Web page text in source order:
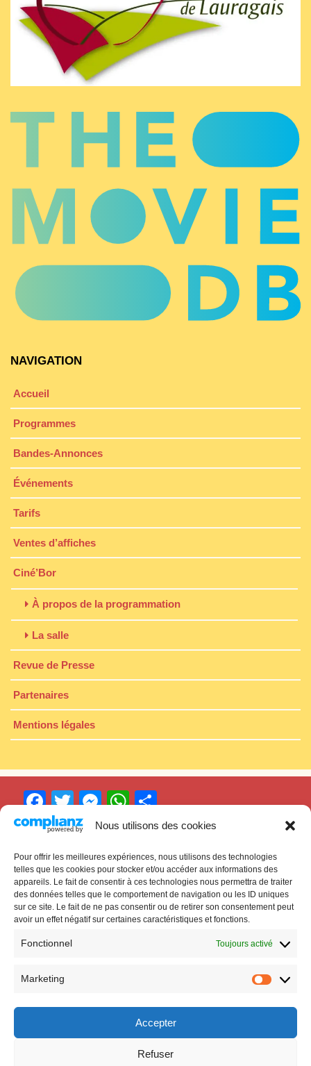
Nous utilisons des cookies
Pour offrir les meilleures expériences, nous utilisons des technologies
telles que les cookies pour stocker et/ou accéder aux informations des
appareils. Le fait de consentir à ces technologies nous permettra de traiter
des données telles que le comportement de navigation ou les ID uniques
sur ce site. Le fait de ne pas consentir ou de retirer son consentement peut
avoir un effet négatif sur certaines caractéristiques et fonctions.
Fonctionnel Toujours activé
Marketing
Accepter
Refuser
NAVIGATION
Accueil
Programmes
Bandes-Annonces
Événements
Tarifs
Ventes d’affiches
Ciné’Bor
À propos de la programmation
La salle
Revue de Presse
Partenaires
Mentions légales
F
a
e
b
o
o
T
w
er
M
e
s
e
n
W
h
s
A
p
P
ar
g
er
CinémaCiné’Bor
À Villefranche-de-Lauragais
Mentions légales